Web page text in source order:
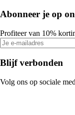
Abonneer je op
Profiteer van 10%
Blijf verbonden
Volg ons op sociale